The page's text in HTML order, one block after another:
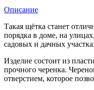
Описание
Такая щётка станет
порядка в доме, на
садовых и дачных
Изделие состоит из
прочного черенка.
отверстием, которое